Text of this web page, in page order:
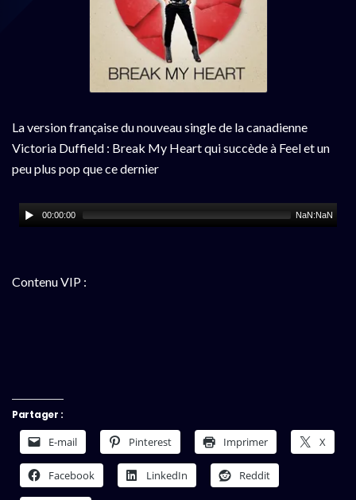
La version française du nouveau single de la canadienne
Victoria Duffield : Break My Heart qui succède à Feel et un
peu plus pop que ce dernier
00:00:00 NaN:NaN
Contenu VIP :
Partager :
E-mail Pinterest Imprimer X
Facebook LinkedIn Reddit